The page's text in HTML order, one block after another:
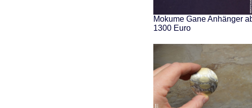
Mokume Gane Anhänger
1300 Euro